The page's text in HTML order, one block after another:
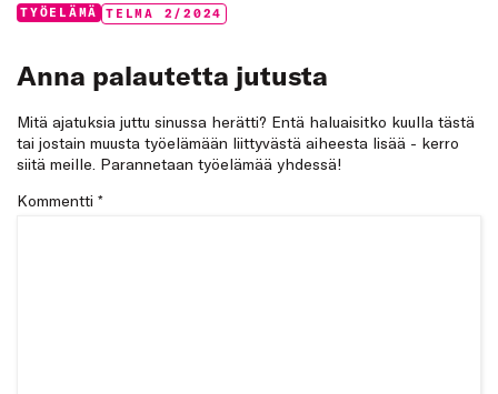
Categories:
TYÖELÄMÄ Tags:
TELMA 2/2024
Anna palautetta jutusta
Mitä ajatuksia juttu sinussa herätti? Entä haluaisitko kuulla tästä
tai jostain muusta työelämään liittyvästä aiheesta lisää - kerro
siitä meille. Parannetaan työelämää yhdessä!
Kommentti *